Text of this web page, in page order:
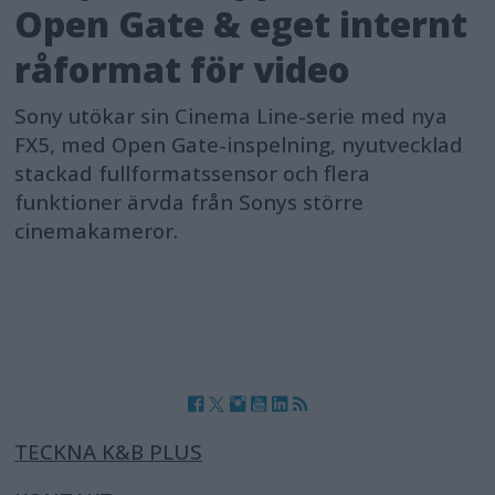
Open Gate & eget internt
råformat för video
Sony utökar sin Cinema Line-serie med nya
FX5, med Open Gate-inspelning, nyutvecklad
stackad fullformatssensor och flera
funktioner ärvda från Sonys större
cinemakameror.
TECKNA K&B PLUS